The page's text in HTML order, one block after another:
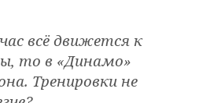
всё движется к
то в «Динамо»
Тренировки не